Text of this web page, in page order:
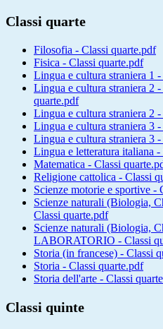
Classi quarte
Filosofia - Classi quarte.pdf
Fisica - Classi quarte.pdf
Lingua e cultura straniera 1
Lingua e cultura straniera 2
quarte.pdf
Lingua e cultura straniera 2
Lingua e cultura straniera 3
Lingua e cultura straniera 3
Lingua e letteratura italiana
Matematica - Classi
Religione cattolica - Classi
Scienze motorie e sportive -
Scienze naturali (Biologia,
Classi quarte.pdf
Scienze naturali (Biologia,
LABORATORIO - Classi
Storia (in francese) - Classi
Storia - Classi quarte.pdf
Storia dell'arte - Classi
Classi quinte